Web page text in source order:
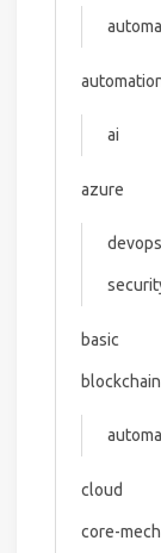
ai
azure
devops
basic
blockchain
cloud
core-